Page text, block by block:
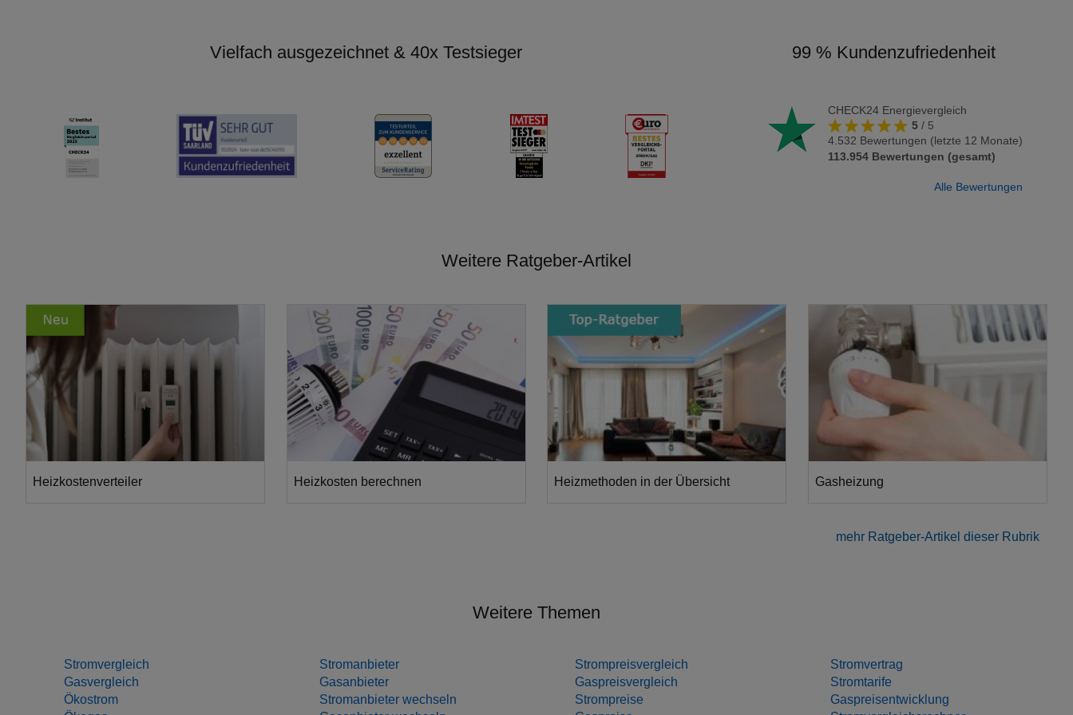
Vielfach ausgezeichnet & 40x Testsieger 99 % Kundenzufriedenheit
CHECK24 Energievergleich
5/ 5
4.532 Bewertungen (letzte 12 Monate)
113.954Bewertungen (gesamt)
Alle Bewertungen
Weitere Ratgeber-Artikel
Heizkostenverteiler Heizkosten berechnen Heizmethoden in der Übersicht Gasheizung
aller deutschen Haushalte heizt mit Erdgas.
mehr Ratgeber-Artikel dieser Rubrik
Weitere Themen
Stromvergleich
Gasvergleich
Ökostrom
Stromanbieter
Gasanbieter
Stromanbieter wechseln
Strompreisvergleich
Gaspreisvergleich
Strompreise
Stromvertrag
Stromtarife
Gaspreisentwicklung